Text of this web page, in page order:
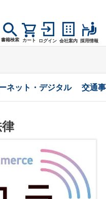
書籍検索 カート ログイン 会社案内 採用情報
ネット・デジタル 交通